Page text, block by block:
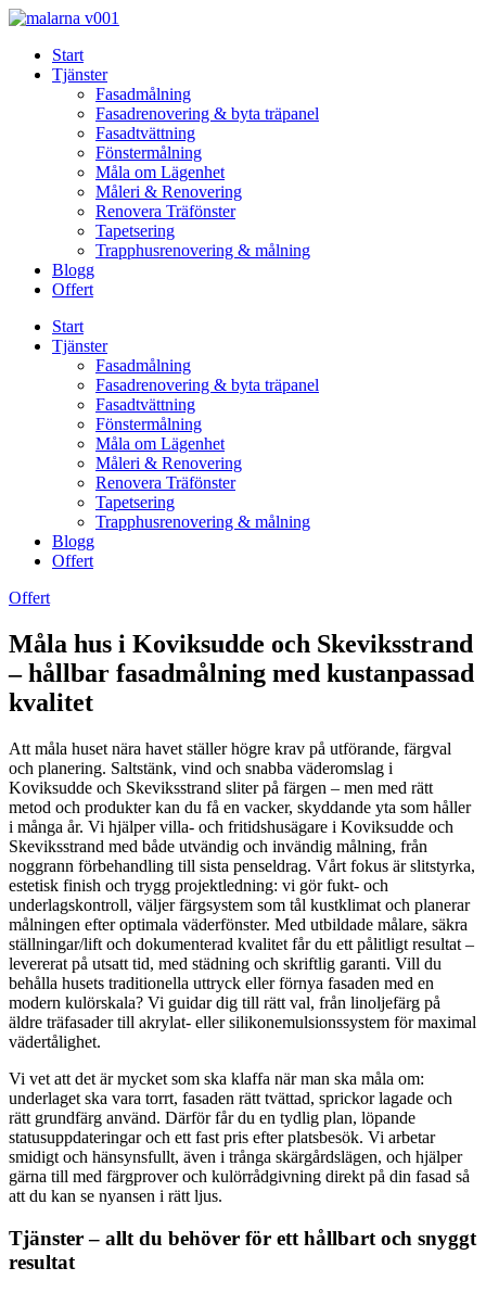
Skip
contentStart
Tjänster
Fasadmålning
Fasadrenovering & byta träpanel
Fasadtvättning
Fönstermålning
Måla om Lägenhet
Måleri & Renovering
Renovera Träfönster
Tapetsering
Trapphusrenovering & målning
Blogg
Offert
Start
Tjänster
Fasadmålning
Fasadrenovering & byta träpanel
Fasadtvättning
Fönstermålning
Måla om Lägenhet
Måleri & Renovering
Renovera Träfönster
Tapetsering
Trapphusrenovering & målning
Blogg
Offert
Offert
Måla hus i Koviksudde och Skeviksstrand
– hållbar fasadmålning med kustanpassad
kvalitet
Att måla huset nära havet ställer högre krav på utförande, färgval
och planering. Saltstänk, vind och snabba väderomslag i
Koviksudde och Skeviksstrand sliter på färgen – men med rätt
metod och produkter kan du få en vacker, skyddande yta som håller
i många år. Vi hjälper villa- och fritidshusägare i Koviksudde och
Skeviksstrand med både utvändig och invändig målning, från
noggrann förbehandling till sista penseldrag. Vårt fokus är slitstyrka,
estetisk finish och trygg projektledning: vi gör fukt- och
underlagskontroll, väljer färgsystem som tål kustklimat och planerar
målningen efter optimala väderfönster. Med utbildade målare, säkra
ställningar/lift och dokumenterad kvalitet får du ett pålitligt resultat –
levererat på utsatt tid, med städning och skriftlig garanti. Vill du
behålla husets traditionella uttryck eller förnya fasaden med en
modern kulörskala? Vi guidar dig till rätt val, från linoljefärg på
äldre träfasader till akrylat- eller silikonemulsionssystem för maximal
vädertålighet.
Vi vet att det är mycket som ska klaffa när man ska måla om:
underlaget ska vara torrt, fasaden rätt tvättad, sprickor lagade och
rätt grundfärg använd. Därför får du en tydlig plan, löpande
statusuppdateringar och ett fast pris efter platsbesök. Vi arbetar
smidigt och hänsynsfullt, även i trånga skärgårdslägen, och hjälper
gärna till med färgprover och kulörrådgivning direkt på din fasad så
att du kan se nyansen i rätt ljus.
Tjänster – allt du behöver för ett hållbart och snyggt
resultat